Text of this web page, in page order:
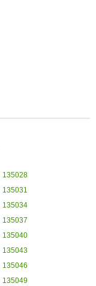
135028
135031
135034
135037
135040
135043
135046
135049